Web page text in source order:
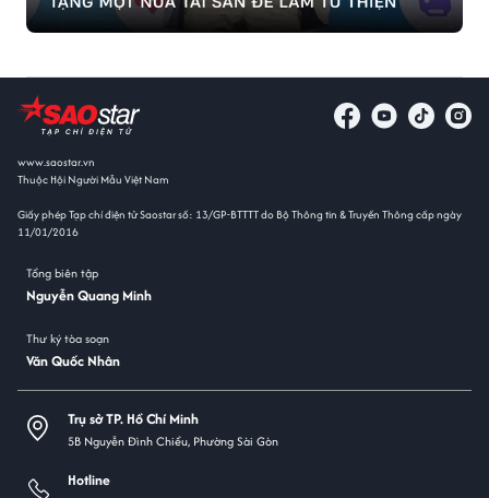
www.saostar.vn
Thuộc Hội Người Mẫu Việt Nam
Giấy phép Tạp chí điện tử Saostar số: 13/GP-BTTTT do Bộ Thông tin & Truyền Thông cấp ngày
11/01/2016
Tổng biên tập
Nguyễn Quang Minh
Thư ký tòa soạn
Văn Quốc Nhân
Trụ sở TP. Hồ Chí Minh
5B Nguyễn Đình Chiểu, Phường Sài Gòn
Hotline